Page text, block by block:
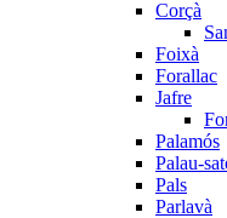
Corçà
Foixà
Forallac
Jafre
Palamós
Palau-
Pals
Parlavà